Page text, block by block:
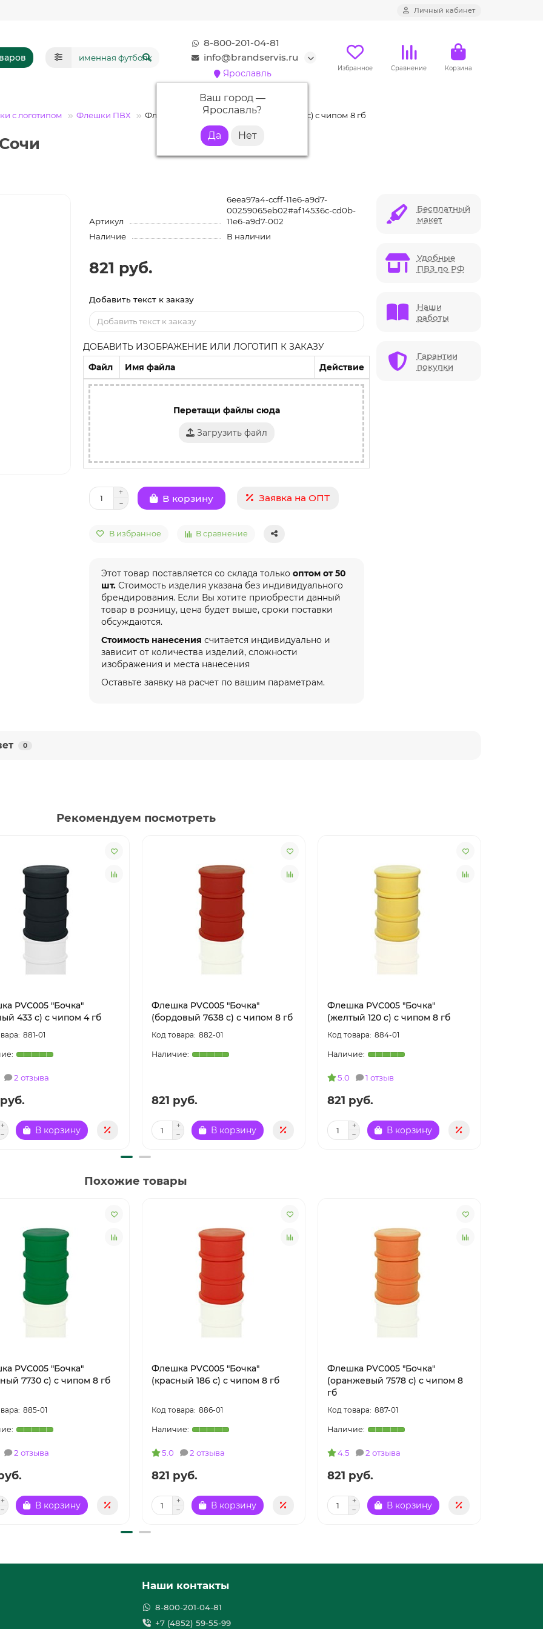
Личный кабинет
8-800-201-04-81
info@brandservis.ru
Ярославль
Ваш город —
Ярославль?
Избранное Сравнение Корзина
с логотипом Флешки ПВХ Флешка PVC005 "Бочка" (голубой 2190 c) с чипом 8 гб
Артикул
6eea97a4-ccff-11e6-a9d7-
00259065eb02#af14536c-cd0b-
11e6-a9d7-002
Наличие
В наличии
821 руб.
Добавить текст к заказу
ДОБАВИТЬ ИЗОБРАЖЕНИЕ ИЛИ ЛОГОТИП К ЗАКАЗУ
Файл
Имя файла Действие
Перетащи файлы сюда
Загрузить файл
В корзину Заявка на ОПТ
В избранное В сравнение
Этот товар поставляется со склада толькооптом от 50
шт. Стоимость изделия указана без индивидуального
брендирования. Если Вы хотите приобрести данный
товар в розницу, цена будет выше, сроки поставки
обсуждаются.
Стоимость нанесения считается индивидуально и
зависит от количества изделий, сложности
изображения и места нанесения
Оставьте заявку на расчет по вашим параметрам.
Бесплатный
макет
Удобные
ПВЗ по РФ
Наши
работы
Гарантии
покупки
0
Рекомендуем посмотреть
PVC005 "Бочка"
433 c) с чипом 4 гб
881-01
2 отзыва
В корзину
Флешка PVC005 "Бочка"
(бордовый 7638 c) с чипом 8 гб
882-01
821 руб.
В корзину
Флешка PVC005 "Бочка"
(желтый 120 c) с чипом 8 гб
884-01
5.0 1 отзыв
821 руб.
В корзину
Похожие товары
PVC005 "Бочка"
7730 c) с чипом 8 гб
885-01
2 отзыва
В корзину
Флешка PVC005 "Бочка"
(красный 186 c) с чипом 8 гб
886-01
5.0 2 отзыва
821 руб.
В корзину
Флешка PVC005 "Бочка"
(оранжевый 7578 c) с чипом 8
гб
887-01
4.5 2 отзыва
821 руб.
В корзину
Наши контакты
8-800-201-04-81
+7 (4852) 59-55-99